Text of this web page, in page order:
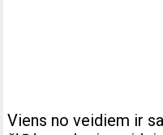
Viens no veidiem ir